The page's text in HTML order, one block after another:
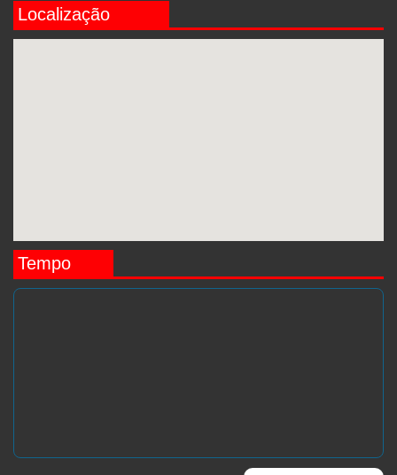
Localização
Tempo